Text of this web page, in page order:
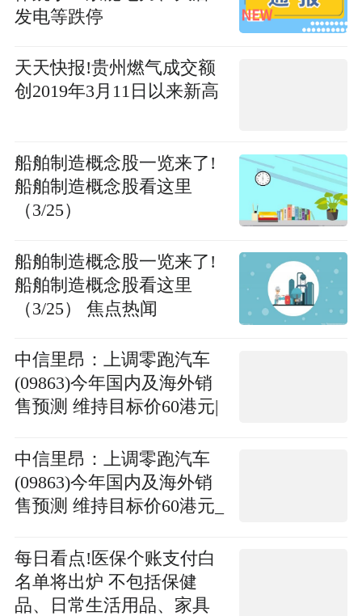
发电等跌停
天天快报!贵州燃气成交额
创2019年3月11日以来新高
船舶制造概念股一览来了!
船舶制造概念股看这里
（3/25）
船舶制造概念股一览来了!
船舶制造概念股看这里
（3/25） 焦点热闻
中信里昂：上调零跑汽车
(09863)今年国内及海外销
售预测 维持目标价60港元|
中信里昂：上调零跑汽车
(09863)今年国内及海外销
售预测 维持目标价60港元_
每日看点!医保个账支付白
名单将出炉 不包括保健
品、日常生活用品、家具